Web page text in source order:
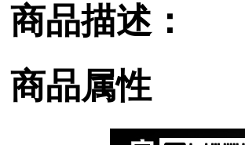
商品描述：
商品属性